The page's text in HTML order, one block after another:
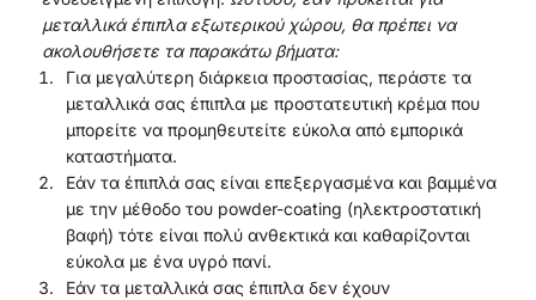
μεταλλικά έπιπλα εξωτερικού χώρου, θα πρέπει να
ακολουθήσετε τα παρακάτω βήματα:
Για μεγαλύτερη διάρκεια προστασίας, περάστε τα
μεταλλικά σας έπιπλα με προστατευτική κρέμα που
μπορείτε να προμηθευτείτε εύκολα από εμπορικά
καταστήματα.
Εάν τα έπιπλά σας είναι επεξεργασμένα και βαμμένα
με την μέθοδο του powder-coating (ηλεκτροστατική
βαφή) τότε είναι πολύ ανθεκτικά και καθαρίζονται
εύκολα με ένα υγρό πανί.
Εάν τα μεταλλικά σας έπιπλα δεν έχουν